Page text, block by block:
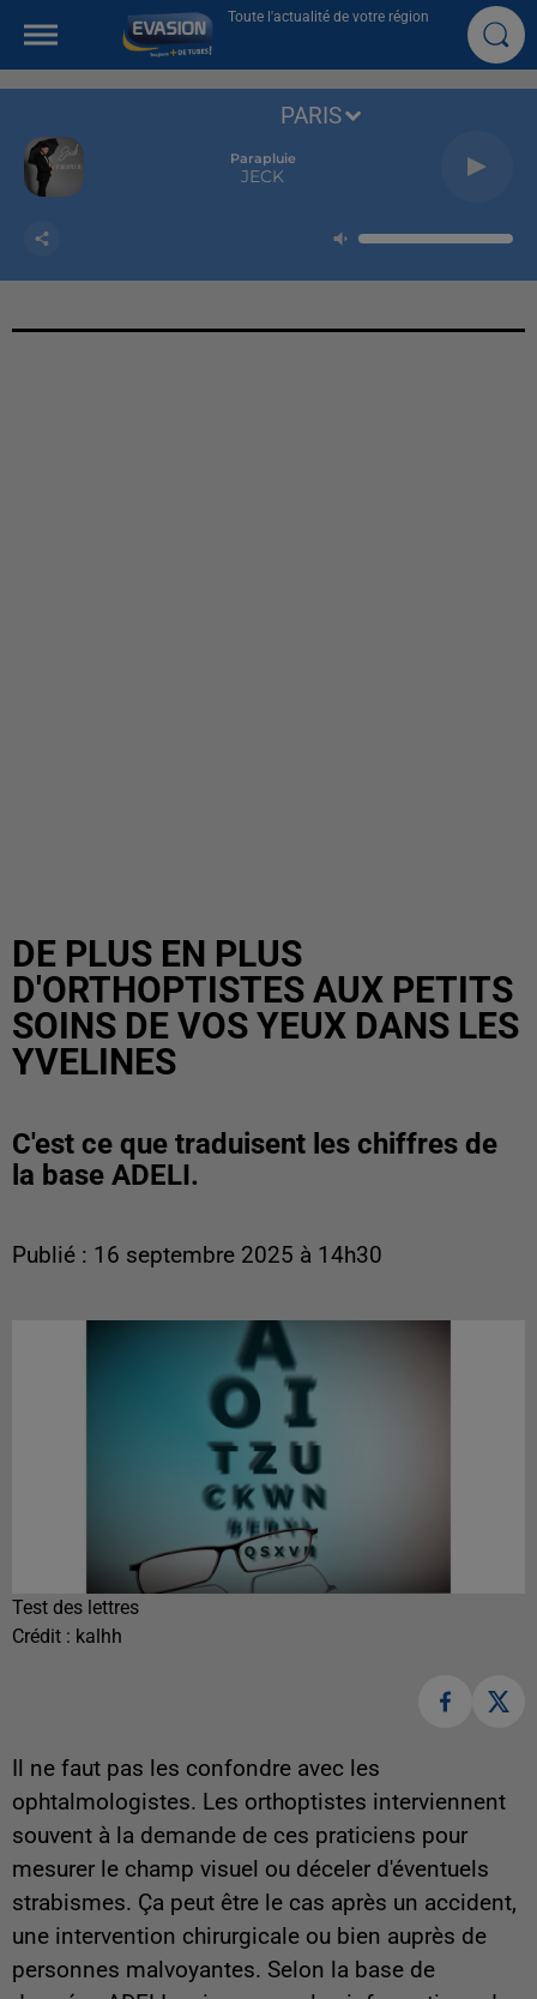
Toute l'actualité de votre région
Parapluie
JECK
PARIS
DE PLUS EN PLUS
D'ORTHOPTISTES AUX PETITS
SOINS DE VOS YEUX DANS LES
YVELINES
C'est ce que traduisent les chiffres de
la base ADELI.
Publié : 16 septembre 2025 à 14h30
Test des lettres
Crédit : kalhh
Il ne faut pas les confondre avec les
ophtalmologistes. Les orthoptistes interviennent
souvent à la demande de ces praticiens pour
mesurer le champ visuel ou déceler d'éventuels
strabismes. Ça peut être le cas après un accident,
une intervention chirurgicale ou bien auprès de
personnes malvoyantes. Selon la base de